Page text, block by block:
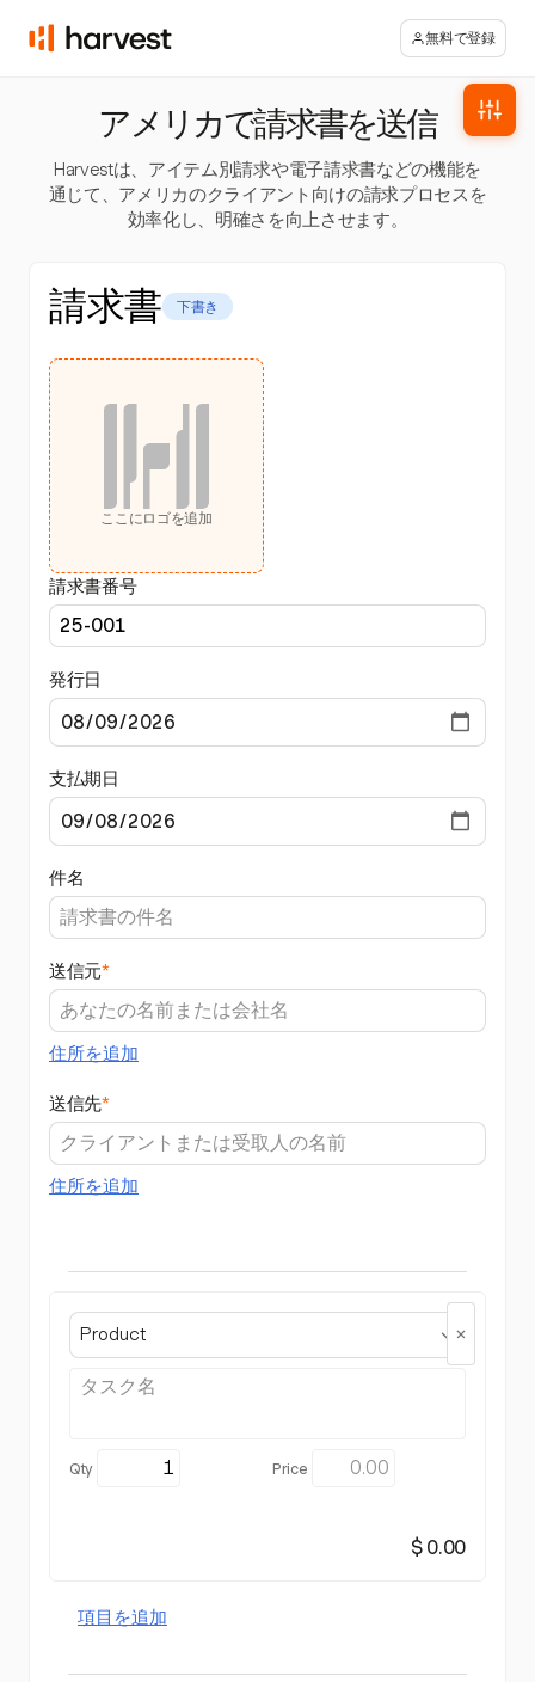
無料で登録
アメリカで請求書を送信
Harvestは、アイテム別請求や電子請求書などの機能を
通じて、アメリカのクライアント向けの請求プロセスを
効率化し、明確さを向上させます。
請求書 下書き
ここにロゴを追加
請求書番号
発行日
支払期日
件名
送信元*
住所を追加
送信先*
住所を追加
Product
$ 0.00
項目を追加